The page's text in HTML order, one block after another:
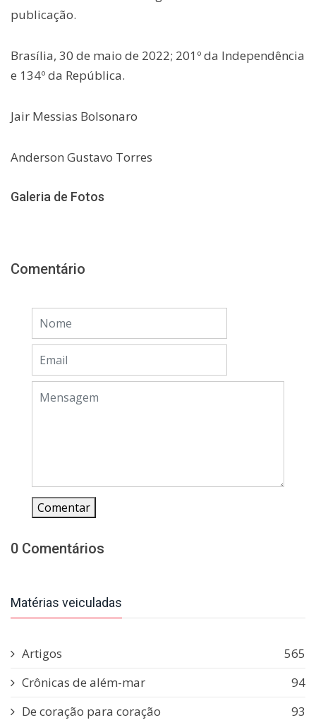
publicação.
Brasília, 30 de maio de 2022; 201º da Independência
e 134º da República.
Jair Messias Bolsonaro
Anderson Gustavo Torres
Galeria de Fotos
Comentário
Comentar
0 Comentários
Matérias veiculadas
Artigos
565
Crônicas de além-mar
94
De coração para coração
93